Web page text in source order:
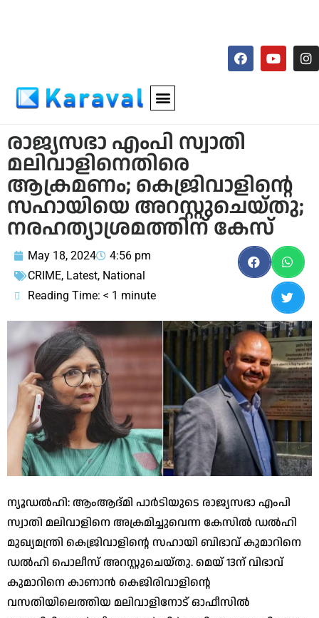
രാജ്യസഭാ എംപി സ്വാതി
മലിവാളിനെതിരെ
ആക്രമണം; കെജ്രിവാളിന്റെ
സഹായിയെ അറസ്റ്റുചെയ്തു;
നരഹത്യാശ്രമത്തിന് കേസ്
May 18, 2024
4:56 pm
CRIME, Latest, National
Reading Time: < 1 minute
ന്യൂഡല്‍ഹി: ആംആദ്മി പാര്‍ടിയുടെ രാജ്യസഭാ എംപി
സ്വാതി മലിവാളിനെ അക്രമിച്ചുവെന്ന കേസില്‍ ഡല്‍ഹി
മുഖ്യമന്ത്രി കെജ്രിവാളിന്റെ സഹായി ബിഭാവ് കുമാറിനെ
ഡല്‍ഹി പൊലീസ് അറസ്റ്റുചെയ്തു. മെയ് 13ന് വിഭാവ്
കുമാറിനെ കാണാന്‍ കെജിരിവാളിന്റെ
വസതിയിലെത്തിയ മലിവാളിനോട് ഓഫീസില്‍